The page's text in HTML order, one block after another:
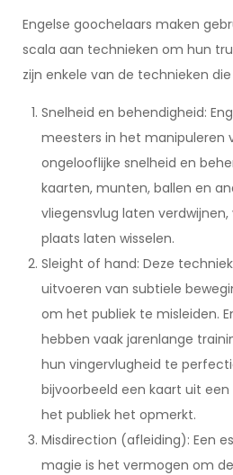
Engelse goochelaars maken
scala aan technieken om hun
zijn enkele van de technieken
Snelheid en behendigheid:
meesters in het manipuleren
ongelooflijke snelheid en
kaarten, munten, ballen en
vliegensvlug laten
plaats laten wisselen.
Sleight of hand: Deze
uitvoeren van subtiele
om het publiek te misleiden.
hebben vaak jarenlange
hun vingervlugheid te
bijvoorbeeld een kaart uit
het publiek het opmerkt.
Misdirection (afleiding): Een
magie is het vermogen om